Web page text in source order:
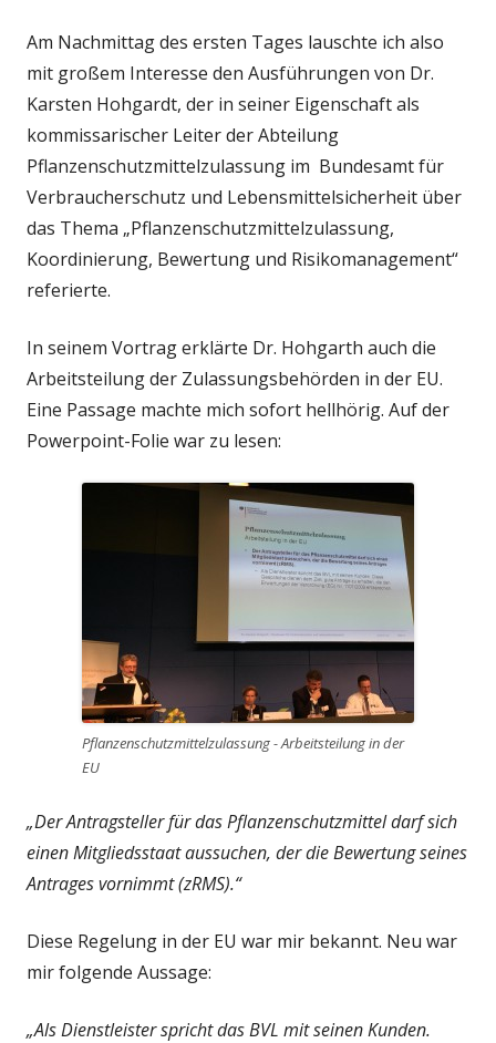
Am Nachmittag des ersten Tages lauschte ich also
mit großem Interesse den Ausführungen von Dr.
Karsten Hohgardt, der in seiner Eigenschaft als
kommissarischer Leiter der Abteilung
Pflanzenschutzmittelzulassung im Bundesamt für
Verbraucherschutz und Lebensmittelsicherheit über
das Thema „Pflanzenschutzmittelzulassung,
Koordinierung, Bewertung und Risikomanagement“
referierte.
In seinem Vortrag erklärte Dr. Hohgarth auch die
Arbeitsteilung der Zulassungsbehörden in der EU.
Eine Passage machte mich sofort hellhörig. Auf der
Powerpoint-Folie war zu lesen:
Pflanzenschutzmittelzulassung - Arbeitsteilung in der
EU
„Der Antragsteller für das Pflanzenschutzmittel darf sich
einen Mitgliedsstaat aussuchen, der die Bewertung seines
Antrages vornimmt (zRMS).“
Diese Regelung in der EU war mir bekannt. Neu war
mir folgende Aussage:
„Als Dienstleister spricht das BVL mit seinen Kunden.